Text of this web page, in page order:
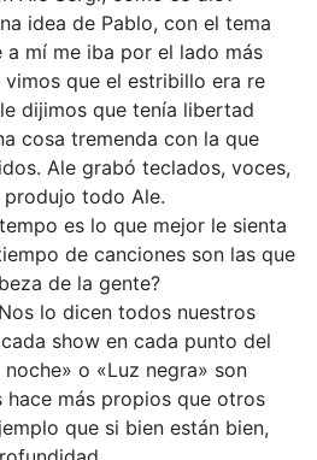
idea de Pablo, con el tema
a mí me iba por el lado más
vimos que el estribillo era re
dijimos que tenía libertad
cosa tremenda con la que
Ale grabó teclados, voces,
produjo todo Ale.
es lo que mejor le sienta
de canciones son las que
de la gente?
lo dicen todos nuestros
show en cada punto del
o «Luz negra» son
hace más propios que otros
que si bien están bien,